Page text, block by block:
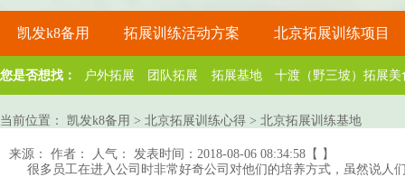
凯发k8备用 拓展训练活动方案 北京拓展训练项目
关于凯发k8备用
您是否想找： 户外拓展 团队拓展 拓展基地 十渡（野三坡）拓展美
当前位置： 凯发k8备用 > 北京拓展训练心得 > 北京拓展训练基地
来源： 作者： 人气： 发表时间：2018-08-06 08:34:58【 】
很多员工在进入公司时非常好奇公司对他们的培养方式，虽然说人